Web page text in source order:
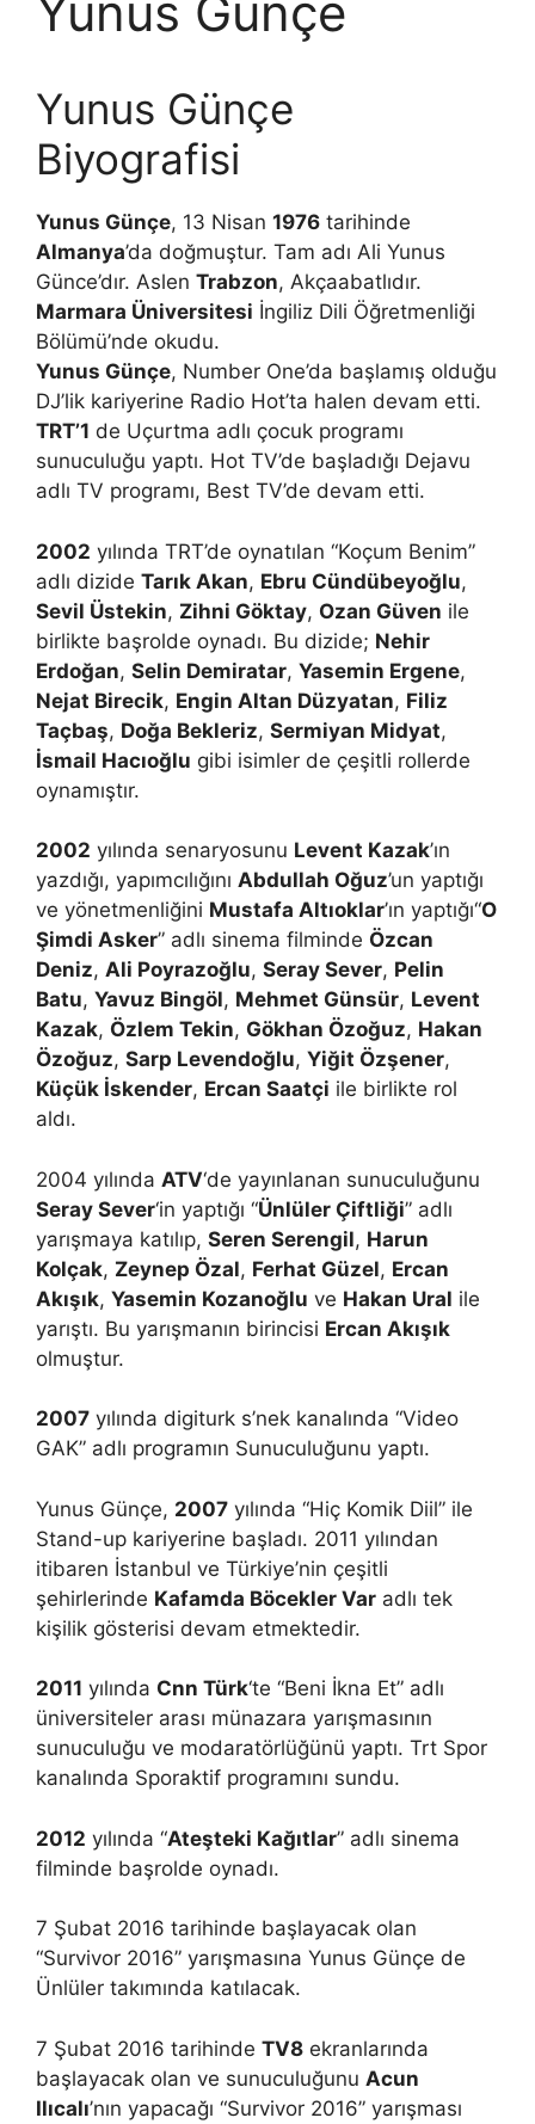
Yunus Günçe
Yunus Günçe
Biyografisi
Yunus Günçe, 13 Nisan 1976 tarihinde
Almanya’da doğmuştur. Tam adı Ali Yunus
Günce’dır. Aslen Trabzon, Akçaabatlıdır.
Marmara Üniversitesi İngiliz Dili Öğretmenliği
Bölümü’nde okudu.
Yunus Günçe, Number One’da başlamış olduğu
DJ’lik kariyerine Radio Hot’ta halen devam etti.
TRT’1 de Uçurtma adlı çocuk programı
sunuculuğu yaptı. Hot TV’de başladığı Dejavu
adlı TV programı, Best TV’de devam etti.
2002 yılında TRT’de oynatılan “Koçum Benim”
adlı dizide Tarık Akan, Ebru Cündübeyoğlu,
Sevil Üstekin, Zihni Göktay, Ozan Güven ile
birlikte başrolde oynadı. Bu dizide; Nehir
Erdoğan, Selin Demiratar, Yasemin Ergene,
Nejat Birecik, Engin Altan Düzyatan, Filiz
Taçbaş, Doğa Bekleriz, Sermiyan Midyat,
İsmail Hacıoğlu gibi isimler de çeşitli rollerde
oynamıştır.
2002 yılında senaryosunu Levent Kazak’ın
yazdığı, yapımcılığını Abdullah Oğuz’un yaptığı
ve yönetmenliğini Mustafa Altıoklar’ın yaptığı“O
Şimdi Asker” adlı sinema filminde Özcan
Deniz, Ali Poyrazoğlu, Seray Sever, Pelin
Batu, Yavuz Bingöl, Mehmet Günsür, Levent
Kazak, Özlem Tekin, Gökhan Özoğuz, Hakan
Özoğuz, Sarp Levendoğlu, Yiğit Özşener,
Küçük İskender, Ercan Saatçi ile birlikte rol
aldı.
2004 yılında ATV‘de yayınlanan sunuculuğunu
Seray Sever‘in yaptığı “Ünlüler Çiftliği” adlı
yarışmaya katılıp, Seren Serengil, Harun
Kolçak, Zeynep Özal, Ferhat Güzel, Ercan
Akışık, Yasemin Kozanoğlu ve Hakan Ural ile
yarıştı. Bu yarışmanın birincisi Ercan Akışık
olmuştur.
2007 yılında digiturk s’nek kanalında “Video
GAK” adlı programın Sunuculuğunu yaptı.
Yunus Günçe, 2007 yılında “Hiç Komik Diil” ile
Stand-up kariyerine başladı. 2011 yılından
itibaren İstanbul ve Türkiye’nin çeşitli
şehirlerinde Kafamda Böcekler Var adlı tek
kişilik gösterisi devam etmektedir.
2011 yılında Cnn Türk‘te “Beni İkna Et” adlı
üniversiteler arası münazara yarışmasının
sunuculuğu ve modaratörlüğünü yaptı. Trt Spor
kanalında Sporaktif programını sundu.
2012 yılında “Ateşteki Kağıtlar” adlı sinema
filminde başrolde oynadı.
7 Şubat 2016 tarihinde başlayacak olan
“Survivor 2016” yarışmasına Yunus Günçe de
Ünlüler takımında katılacak.
7 Şubat 2016 tarihinde TV8 ekranlarında
başlayacak olan ve sunuculuğunu Acun
Ilıcalı’nın yapacağı “Survivor 2016” yarışması